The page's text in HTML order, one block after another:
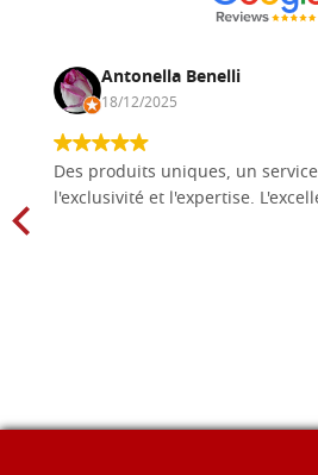
Antonella Benelli
18/12/2025
Des produits uniques, un
l'exclusivité et l'expertise.